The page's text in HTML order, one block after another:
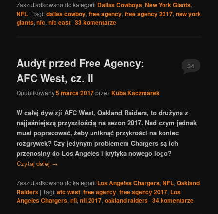
Zaszufladkowano do kategorii Dallas Cowboys,New York Giants,
NFL |Tagi:dallas cowboy,free agency,free agency 2017,new york
giants,nfc,nfc east |33komentarze
Audyt przed Free Agency:
AFC West, cz. II
Opublikowany5 marca 2017przezKuba Kaczmarek
34
W całej dywizji AFC West, Oakland Raiders, to drużyna z
najjaśniejszą przyszłością na sezon 2017. Nad czym jednak
musi popracować, żeby uniknąć przykrości na koniec
rozgrywek? Czy jedynym problemem Chargers są ich
przenosiny do Los Angeles i krytyka nowego logo?
Czytaj dalej →
Zaszufladkowano do kategorii Los Angeles Chargers,NFL,Oakland
Raiders |Tagi:afc west,free agency,free agency 2017, Los
Angeles Chargers,nfl,nfl 2017,oakland raiders |34komentarze